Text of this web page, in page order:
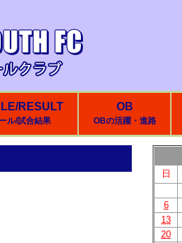
RESULT
ル/試合結果
OB
OBの活躍・進路
日
6
13
20